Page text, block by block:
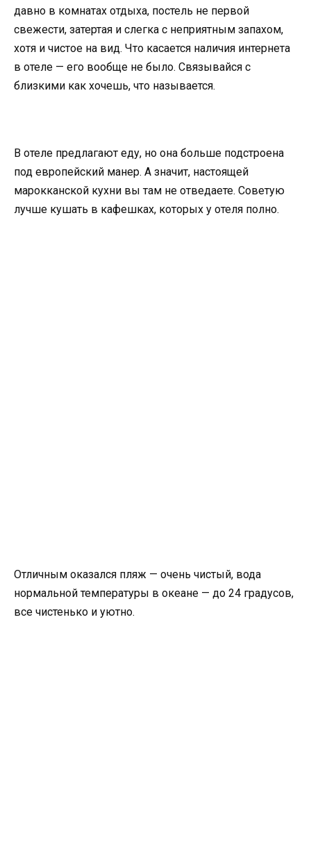
давно в комнатах отдыха, постель не первой
свежести, затертая и слегка с неприятным запахом,
хотя и чистое на вид. Что касается наличия интернета
в отеле — его вообще не было. Связывайся с
близкими как хочешь, что называется.
В отеле предлагают еду, но она больше подстроена
под европейский манер. А значит, настоящей
марокканской кухни вы там не отведаете. Советую
лучше кушать в кафешках, которых у отеля полно.
Отличным оказался пляж — очень чистый, вода
нормальной температуры в океане — до 24 градусов,
все чистенько и уютно.